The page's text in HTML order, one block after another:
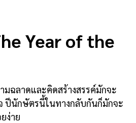
Year of the
ฉลาดและคิดสร้างสรรค์มักจะ
ปีนักษัตรนี้ในทางกลับกันก็มักจะ
ง่าย